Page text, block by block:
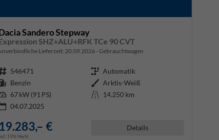
Sandero Stepway
SHZ+ALU+RFK TCe 90 CVT
Lieferzeit: 20.09.2026 Gebrauchtwagen
Fahrzeugnr. 546471 Getriebe Automatik
Kraftstoff Benzin Außenfarbe Arktis-Weiß
Leistung 67 kW (91 PS) Kilometerstand 14.250 km
04.07.2025
19.283,– €
19% MwSt.
Details